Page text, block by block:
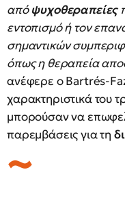
απόψυχοθεραπείες
εντοπισμό ή τον
σημαντικών
όπως η θεραπεία
ανέφερε ο Bartrés-
χαρακτηριστικά του
μπορούσαν να
παρεμβάσεις για τη